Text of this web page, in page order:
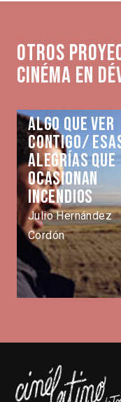
Otros
Cinéma en
Algo que ver
contigo/
alegrías que
ocasionan
incendios
Julio Hernández
Cordón